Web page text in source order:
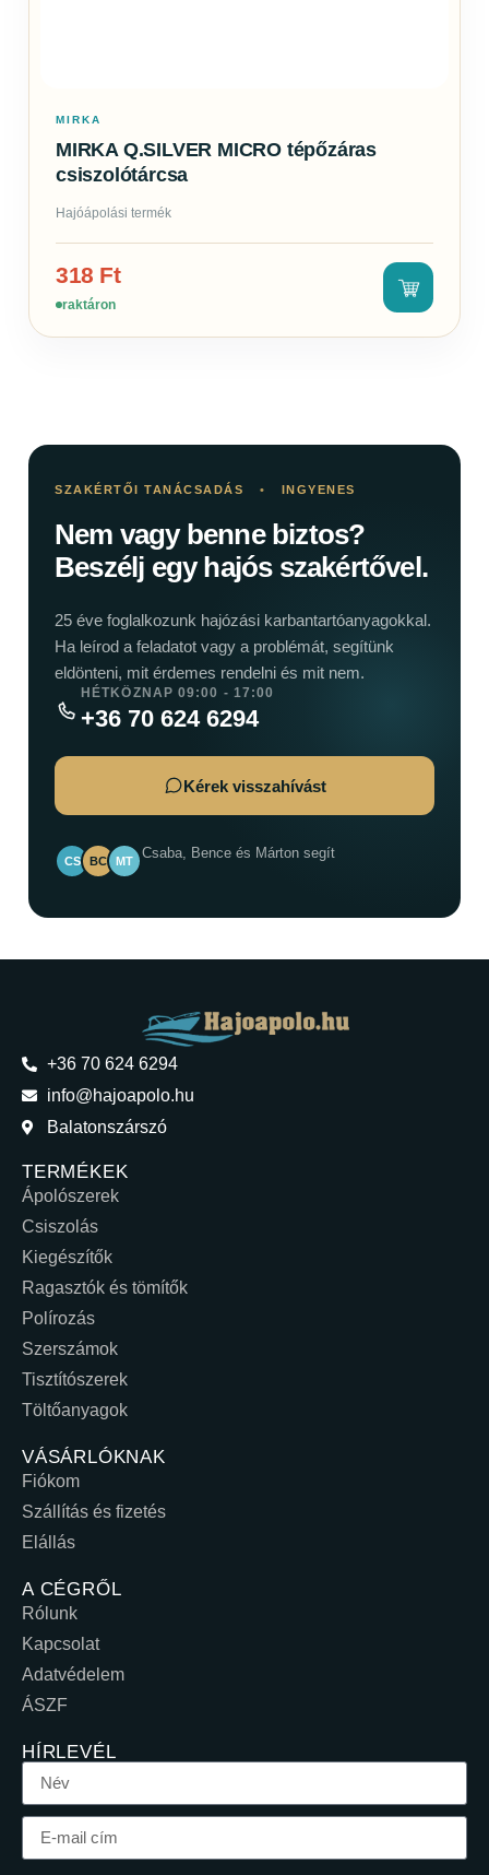
MIRKA
MIRKA Q.SILVER MICRO tépőzáras
csiszolótárcsa
Hajóápolási termék
318 Ft
raktáron
SZAKÉRTŐI TANÁCSADÁS • INGYENES
Nem vagy benne biztos?
Beszélj egy hajós szakértővel.
25 éve foglalkozunk hajózási karbantartóanyagokkal.
Ha leírod a feladatot vagy a problémát, segítünk
eldönteni, mit érdemes rendelni és mit nem.
HÉTKÖZNAP 09:00 - 17:00
+36 70 624 6294
Kérek visszahívást
CS BC MT Csaba, Bence és Márton segít
+36 70 624 6294
info@hajoapolo.hu
Balatonszárszó
TERMÉKEK
Ápolószerek
Csiszolás
Kiegészítők
Ragasztók és tömítők
Polírozás
Szerszámok
Tisztítószerek
Töltőanyagok
VÁSÁRLÓKNAK
Fiókom
Szállítás és fizetés
Elállás
A CÉGRŐL
Rólunk
Kapcsolat
Adatvédelem
ÁSZF
HÍRLEVÉL